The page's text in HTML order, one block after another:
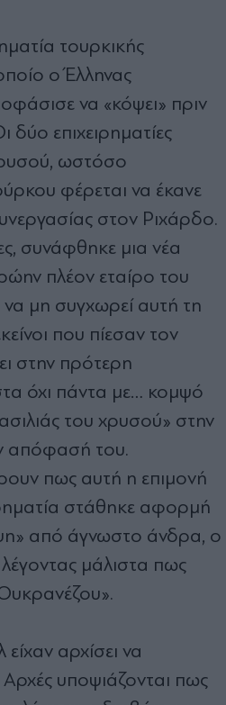
τουρκικής
ο Έλληνας
να «κόψει» πριν
επιχειρηματίες
ωστόσο
φέρεται να έκανε
στον Ριχάρδο.
συνάφθηκε μια νέα
πλέον εταίρο του
μη συγχωρεί αυτή τη
που πίεσαν τον
στην πρότερη
όχι πάντα με… κομψό
του χρυσού» στην
απόφασή του.
πως αυτή η επιμονή
στάθηκε αφορμή
από άγνωστο άνδρα, ο
μάλιστα πως
αρχίσει να
υποψιάζονται πως